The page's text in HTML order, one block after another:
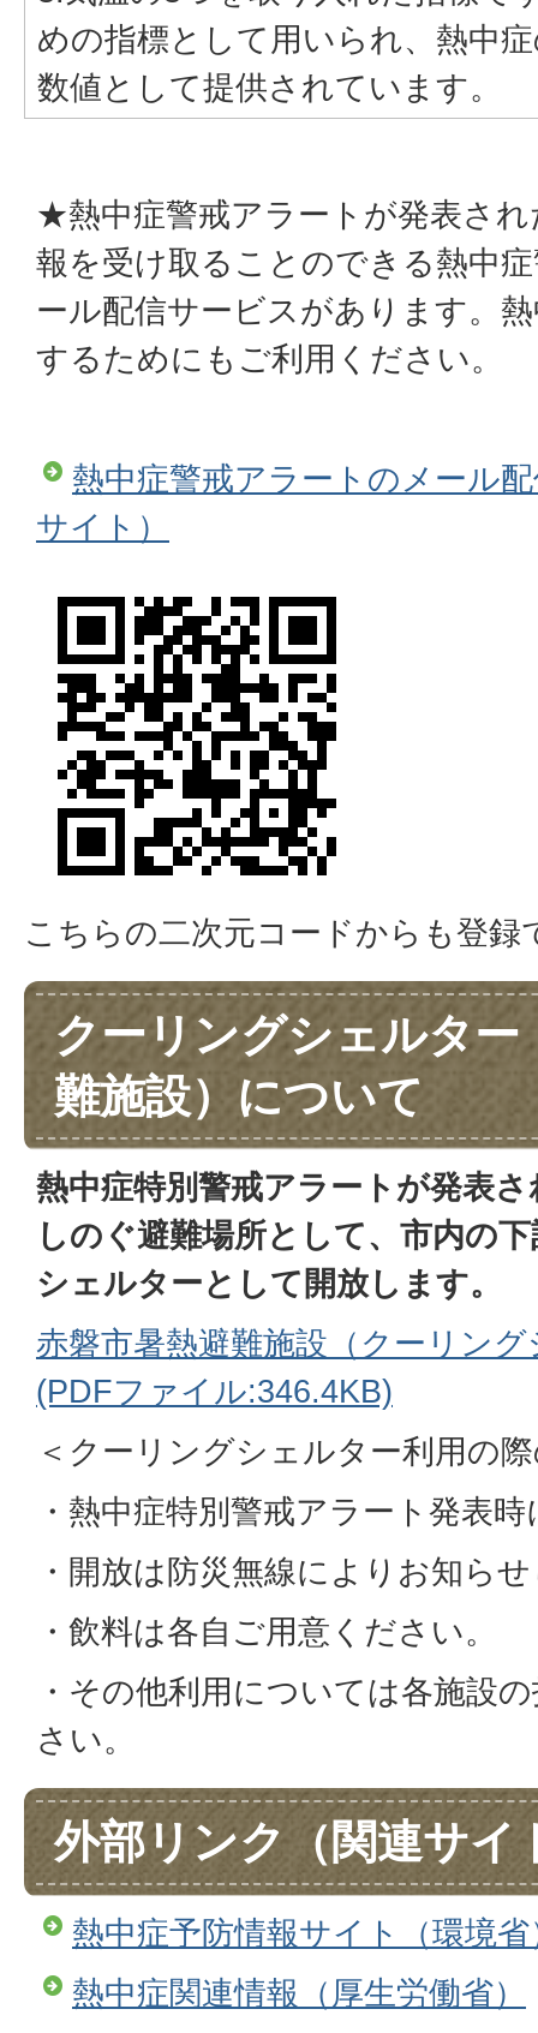
めの指標として用いられ、熱中
数値として提供されています。
★熱中症警戒アラートが発表さ
報を受け取ることのできる熱中
ール配信サービスがあります。
するためにもご利用ください。
熱中症警戒アラートのメール
サイト）
こちらの二次元コードからも登録
クーリングシェルター
難施設）について
熱中症特別警戒アラートが発表
しのぐ避難場所として、市内の
シェルターとして開放します。
赤磐市暑熱避難施設（クーリン
(PDFファイル:346.4KB)
＜クーリングシェルター利用の
・熱中症特別警戒アラート発表
・開放は防災無線によりお知ら
・飲料は各自ご用意ください。
・その他利用については各施設
さい。
外部リンク（関連サイ
熱中症予防情報サイト（環境省
熱中症関連情報（厚生労働省）